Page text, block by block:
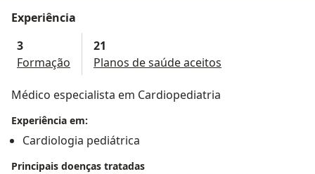
Experiência
3
Formação
21
Planos de saúde aceitos
Médico especialista em Cardiopediatria
Experiência em:
Cardiologia pediátrica
Principais doenças tratadas